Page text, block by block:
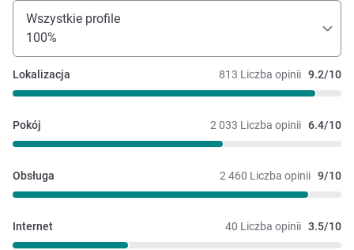
Wszystkie profile
100%
813 Liczba opinii 9.2/10
Lokalizacja
2 033 Liczba opinii 6.4/10
Pokój
2 460 Liczba opinii 9/10
Obsługa
40 Liczba opinii 3.5/10
Internet